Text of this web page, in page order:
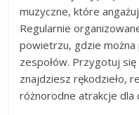
muzyczne, które
Regularnie
powietrzu, gdzie można
zespołów. Przygotuj
znajdziesz rękodzieło,
różnorodne atrakcje dla